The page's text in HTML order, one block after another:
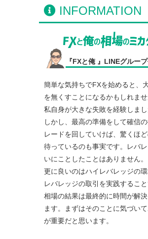
INFORMATION
『FXと俺 』LINEグルー
簡単な気持ちでFXを始めると、
を無くすことになるかもしれませ
私自身が大きな失敗を経験しまし
しかし、最高の準備をして確信
レードを回していけば、驚くほ
待っているのも事実です。レバ
いにことしたことはありません。
更に良いのはハイレバレッジの
レバレッジの取引を実践すること
相場の結果は最終的に時間が解
ます。まずはそのことに気づい
が重要だと思います。